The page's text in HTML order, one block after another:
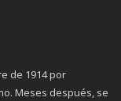
de 1914 por
Meses después, se